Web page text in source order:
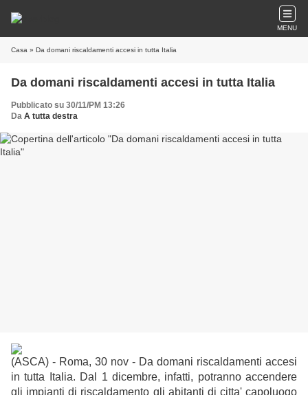
MENU
Casa » Da domani riscaldamenti accesi in tutta Italia
Da domani riscaldamenti accesi in tutta Italia
Pubblicato su 30/11/PM 13:26
Da A tutta destra
(ASCA) - Roma, 30 nov - Da domani riscaldamenti accesi
in tutta Italia. Dal 1 dicembre, infatti, potranno accendere
gli impianti di riscaldamento gli abitanti di citta' capoluogo